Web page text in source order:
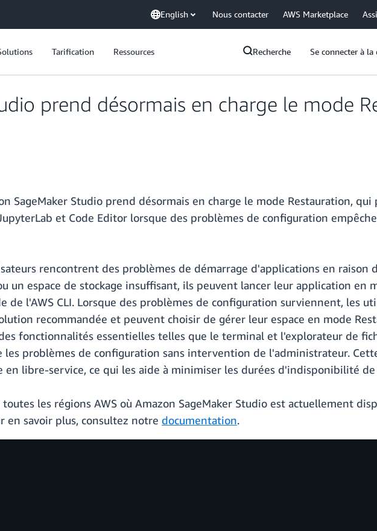
English Nous contacter AWS Marketplace
Tarification Ressources Recherche Se connecter à la
prend désormais en charge le mode
SageMaker Studio prend désormais en charge le mode Restauration,
et Code Editor lorsque des problèmes de configuration
rencontrent des problèmes de démarrage d'applications en raison
un espace de stockage insuffisant, ils peuvent lancer leur application en
l'AWS CLI. Lorsque des problèmes de configuration surviennent, les
recommandée et peuvent choisir de gérer leur espace en mode
fonctionnalités essentielles telles que le terminal et l'explorateur de
les problèmes de configuration sans intervention de l'administrateur.
libre-service, ce qui les aide à minimiser les durées d'indisponibilité de
les régions AWS où Amazon SageMaker Studio est actuellement
en savoir plus, consultez notre documentation.